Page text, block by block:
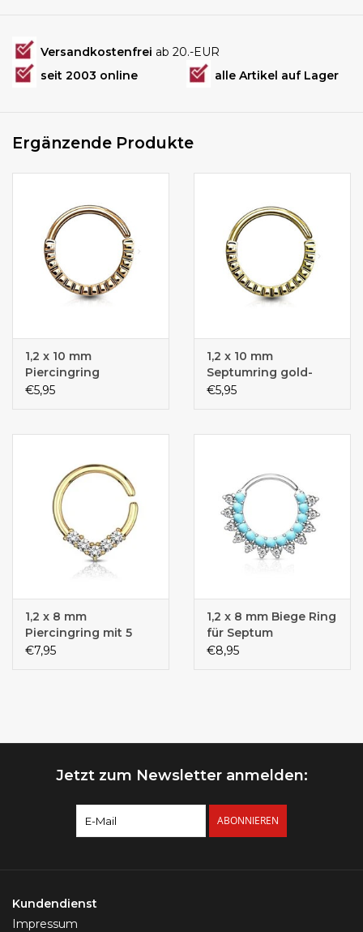
Versandkostenfrei ab 20.-EUR
seit 2003 online
alle Artikel auf Lager
Ergänzende Produkte
1,2 x 10 mm
Piercingring
rosegold
€5,95
1,2 x 10 mm
Septumring gold-
färbig
€5,95
1,2 x 8 mm
Piercingring mit 5
Steinchen
€7,95
1,2 x 8 mm Biege Ring
für Septum
€8,95
Jetzt zum Newsletter anmelden:
ABONNIEREN
Kundendienst
Impressum